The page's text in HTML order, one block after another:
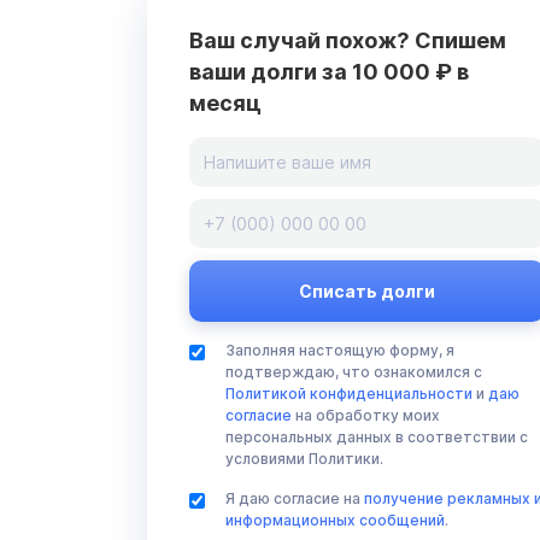
Ваш случай похож? Спишем
ваши долги за 10 000 ₽ в
месяц
Заполняя настоящую форму, я
подтверждаю, что ознакомился с
Политикой конфиденциальности и даю
согласие на обработку моих
персональных данных в соответствии с
условиями Политики.
Я даю согласие на получение рекламных
информационных сообщений.